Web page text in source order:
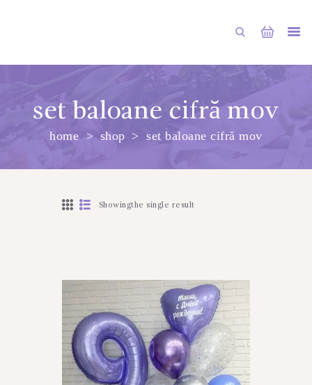
set baloane cifră mov
home shop set baloane cifră mov
PRINCIPALA
DESPRE NOI
Showingthe single result